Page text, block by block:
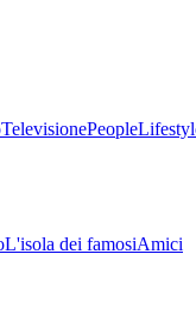
TelevisionePeople
L'isola dei famosiAmici